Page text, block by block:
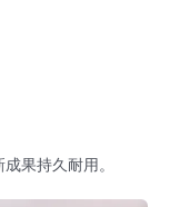
果持久耐用。